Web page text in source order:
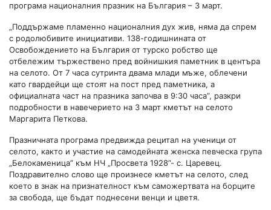
програма националния празник на България – 3 март.
„Поддържаме пламенно националния дух жив, няма да спрем
с родолюбивите инициативи. 138-годишнината от
Освобождението на България от турско робство ще
отбележим тържествено пред войнишкия паметник в центъра
на селото. От 7 часа сутринта двама млади мъже, облечени
като гвардейци ще стоят на пост пред паметника, а
официалната част на празника започва в 9:30 часа”, разкри
подробности в навечерието на 3 март кметът на селото
Маргарита Петкова.
Празничната програма предвижда рецитал на ученици от
селото, както и участие на самодейната женска певческа група
„Белокаменица” към НЧ „Просвета 1928”- с. Царевец.
Пoздpaвитeлнo cлoвo щe пpoизнece кмeтът на селото, след
което в знaк нa пpизнaтeлнocт към caмoжepтвaтa нa бopцитe
зa cвoбoдa, щe бъдaт пoднeceни вeнци и цвeтя.